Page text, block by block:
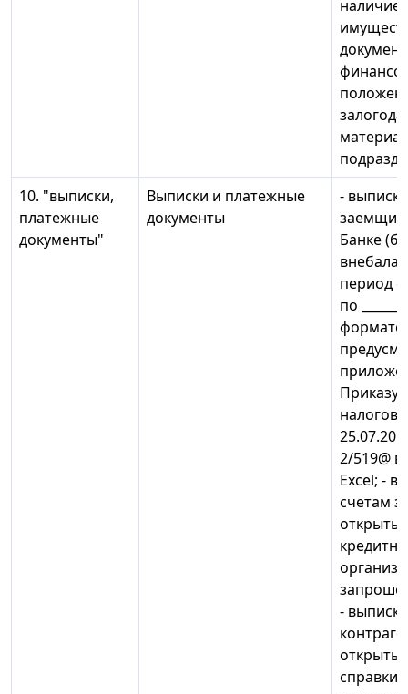
наличие
10. "выписки,
платежные
документы"
Выписки и платежные
документы
-
Банке
период с
по
формате,
Приказу
2/519@
Excel; -
счетам
-
справки